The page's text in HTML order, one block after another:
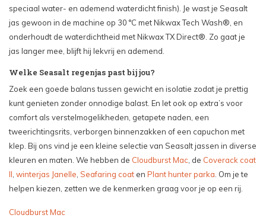
speciaal water- en ademend waterdicht finish). Je wast je Seasalt
jas gewoon in de machine op 30 °C met Nikwax Tech Wash®, en
onderhoudt de waterdichtheid met Nikwax TX Direct®. Zo gaat je
jas langer mee, blijft hij lekvrij en ademend.
Welke Seasalt regenjas past bij jou?
Zoek een goede balans tussen gewicht en isolatie zodat je prettig
kunt genieten zonder onnodige balast. En let ook op extra’s voor
comfort als verstelmogelikheden, getapete naden, een
tweerichtingsrits, verborgen binnenzakken of een capuchon met
klep. Bij ons vind je een kleine selectie van Seasalt jassen in diverse
kleuren en maten. We hebben de Cloudburst Mac , de Coverack coat
II winterjas Janelle Seafaring coat en Plant hunter parka . Om je te
helpen kiezen, zetten we de kenmerken graag voor je op een rij.
Cloudburst Mac